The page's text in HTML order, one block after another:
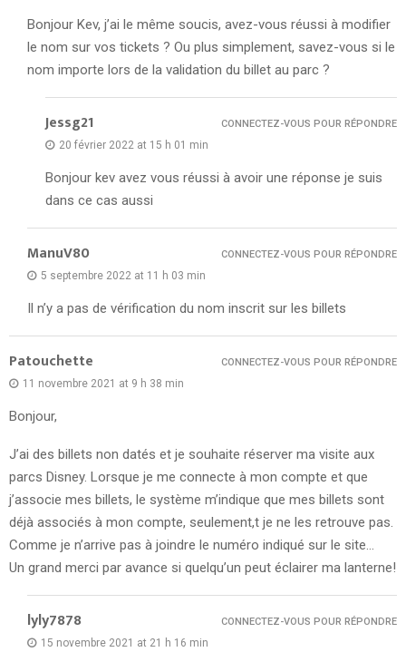
Bonjour Kev, j’ai le même soucis, avez-vous réussi à modifier
le nom sur vos tickets ? Ou plus simplement, savez-vous si le
nom importe lors de la validation du billet au parc ?
Jessg21
20 février 2022 at 15 h 01 min
Bonjour kev avez vous réussi à avoir une réponse je suis
dans ce cas aussi
CONNECTEZ-VOUS POUR RÉPONDRE
ManuV80
5 septembre 2022 at 11 h 03 min
Il n’y a pas de vérification du nom inscrit sur les billets
CONNECTEZ-VOUS POUR RÉPONDRE
Patouchette
11 novembre 2021 at 9 h 38 min
Bonjour,
J’ai des billets non datés et je souhaite réserver ma visite aux
parcs Disney. Lorsque je me connecte à mon compte et que
j’associe mes billets, le système m’indique que mes billets sont
déjà associés à mon compte, seulement,t je ne les retrouve pas.
Comme je n’arrive pas à joindre le numéro indiqué sur le site…
Un grand merci par avance si quelqu’un peut éclairer ma lanterne!
CONNECTEZ-VOUS POUR RÉPONDRE
lyly7878
15 novembre 2021 at 21 h 16 min
CONNECTEZ-VOUS POUR RÉPONDRE